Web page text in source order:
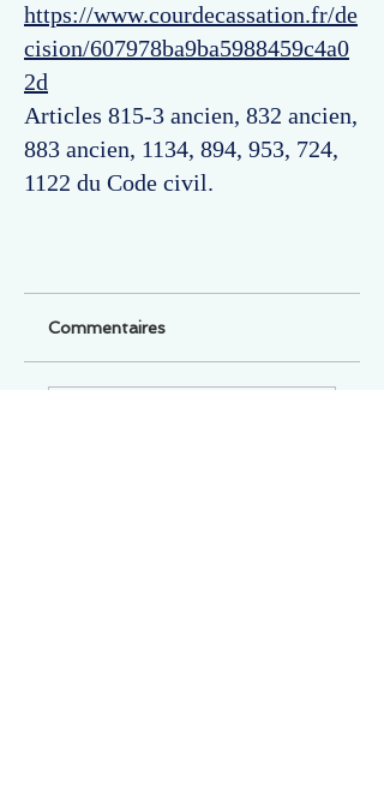
https://www.courdecassation.fr/de
cision/607978ba9ba5988459c4a0
2d
Articles 815-3 ancien, 832 ancien,
883 ancien, 1134, 894, 953, 724,
1122 du Code civil.
Commentaires